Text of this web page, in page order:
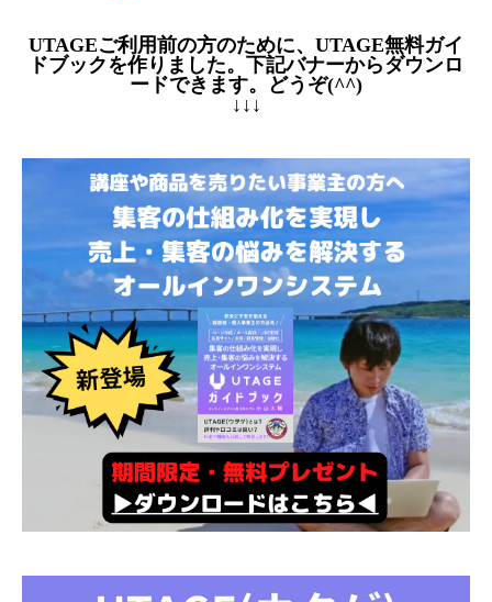
UTAGEご利用前の方のために、UTAGE無料ガイ
ドブックを作りました。下記バナーからダウンロ
ードできます。どうぞ(^^)
↓↓↓